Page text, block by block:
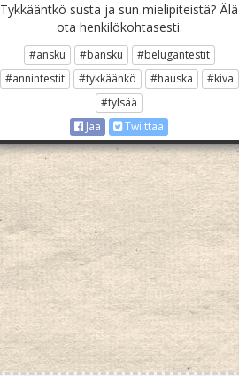
Tykkääntkö susta ja sun mielipiteistä? Älä
ota henkilökohtasesti.
#ansku #bansku
#belugantestit
#annintestit
#tykkäänkö #hauska
#kiva
#tylsää
Jaa
Twiittaa